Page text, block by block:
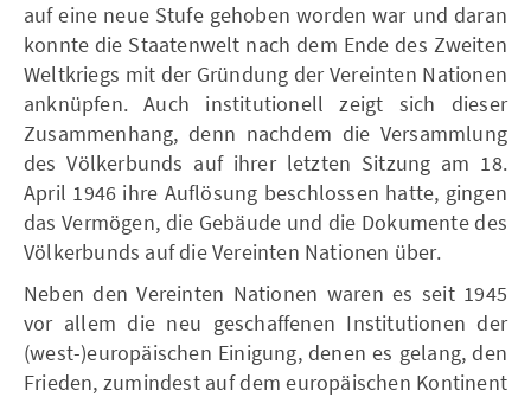
auf eine neue Stufe gehoben worden war und daran
konnte die Staatenwelt nach dem Ende des Zweiten
Weltkriegs mit der Gründung der Vereinten Nationen
anknüpfen. Auch institutionell zeigt sich dieser
Zusammenhang, denn nachdem die Versammlung
des Völkerbunds auf ihrer letzten Sitzung am 18.
April 1946 ihre Auflösung beschlossen hatte, gingen
das Vermögen, die Gebäude und die Dokumente des
Völkerbunds auf die Vereinten Nationen über.
Neben den Vereinten Nationen waren es seit 1945
vor allem die neu geschaffenen Institutionen der
(west-)europäischen Einigung, denen es gelang, den
Frieden, zumindest auf dem europäischen Kontinent